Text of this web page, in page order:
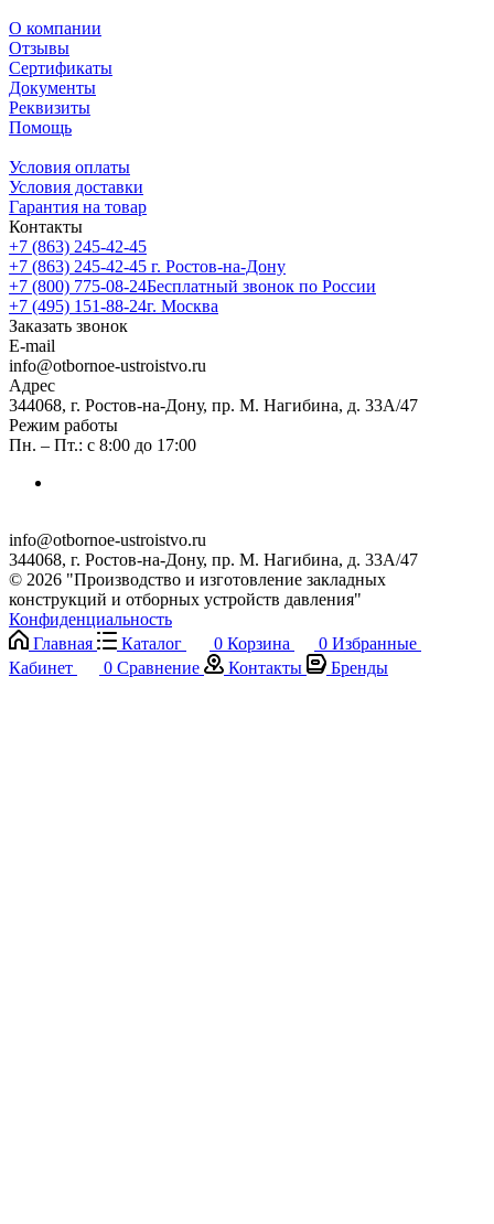
О компании
Отзывы
Сертификаты
Документы
Реквизиты
Помощь
Условия оплаты
Условия доставки
Гарантия на товар
Контакты
+7 (863) 245-42-45
+7 (863) 245-42-45 г. Ростов-на-Дону
+7 (800) 775-08-24Бесплатный звонок по России
+7 (495) 151-88-24г. Москва
Заказать звонок
E-mail
info@otbornoe-ustroistvo.ru
Адрес
344068, г. Ростов-на-Дону, пр. М. Нагибина, д. 33А/47
Режим работы
Пн. – Пт.: с 8:00 до 17:00
info@otbornoe-ustroistvo.ru
344068, г. Ростов-на-Дону, пр. М. Нагибина, д. 33А/47
© 2026 "Производство и изготовление закладных
конструкций и отборных устройств давления"
Конфиденциальность
Главная
Каталог 0 Корзина 0 Избранные
Кабинет
0 Сравнение Контакты Бренды